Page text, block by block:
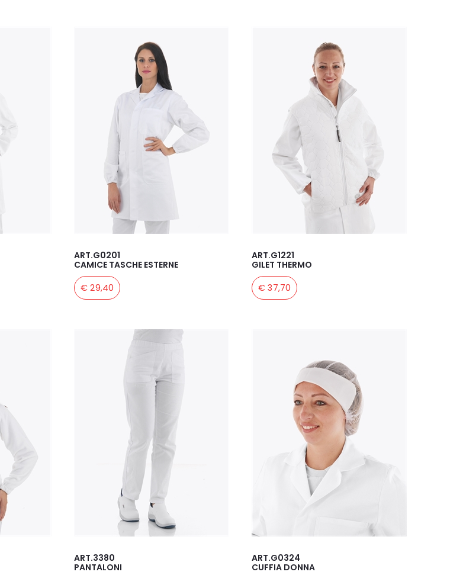
ART.G0201
CAMICE TASCHE ESTERNE
€ 29,40
ART.G1221
GILET THERMO
€ 37,70
ART.3380
PANTALONI
ART.G0324
CUFFIA DONNA